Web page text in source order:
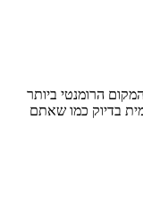
הרומנטי ביותר
בדיוק כמו שאתם